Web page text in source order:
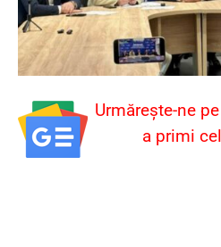
Urmărește-ne
a primi